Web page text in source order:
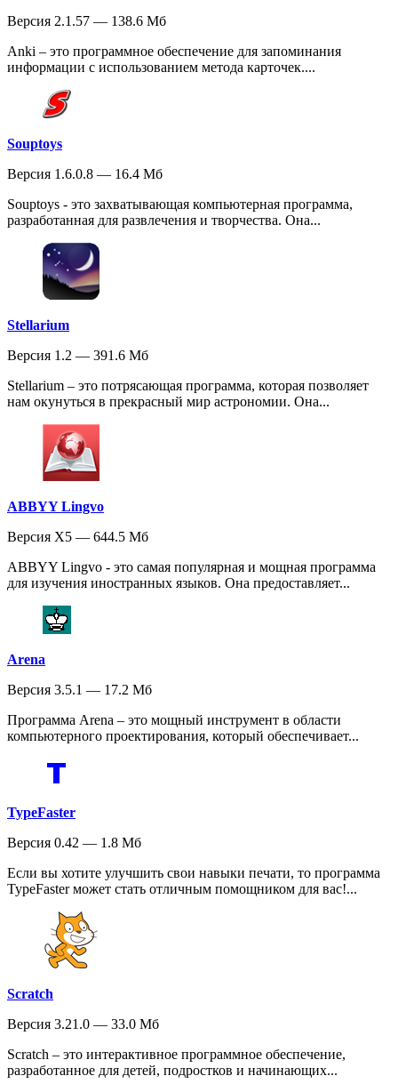
Версия 2.1.57 — 138.6 Мб
Anki – это программное обеспечение для запоминания
информации с использованием метода карточек....
Souptoys
Версия 1.6.0.8 — 16.4 Мб
Souptoys - это захватывающая компьютерная программа,
разработанная для развлечения и творчества. Она...
Stellarium
Версия 1.2 — 391.6 Мб
Stellarium – это потрясающая программа, которая позволяет
нам окунуться в прекрасный мир астрономии. Она...
ABBYY Lingvo
Версия X5 — 644.5 Мб
ABBYY Lingvo - это самая популярная и мощная программа
для изучения иностранных языков. Она предоставляет...
Arena
Версия 3.5.1 — 17.2 Мб
Программа Arena – это мощный инструмент в области
компьютерного проектирования, который обеспечивает...
TypeFaster
Версия 0.42 — 1.8 Мб
Если вы хотите улучшить свои навыки печати, то программа
TypeFaster может стать отличным помощником для вас!...
Scratch
Версия 3.21.0 — 33.0 Мб
Scratch – это интерактивное программное обеспечение,
разработанное для детей, подростков и начинающих...